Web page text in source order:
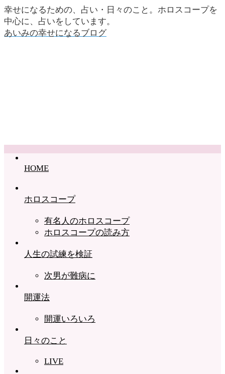
幸せになるための、占い・日々のこと。ホロスコープを
中心に、占いをしています。
あいみの幸せになるブログ
HOME
ホロスコープ
有名人のホロスコープ
ホロスコープの読み方
人生の試練を検証
次男が難病に
開運法
開運いろいろ
日々のこと
LIVE